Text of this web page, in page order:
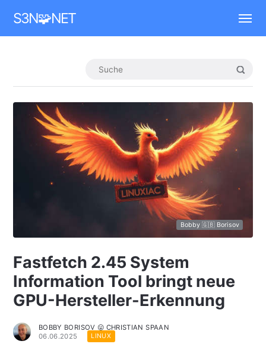
S3N🧩NET
Bobby 🇬🇧 Borisov
Fastfetch 2.45 System
Information Tool bringt neue
GPU-Hersteller-Erkennung
BOBBY BORISOV 😛 CHRISTIAN SPAAN
06.06.2025
LINUX